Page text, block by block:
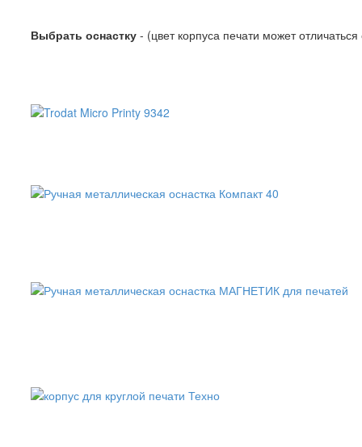
Выбрать оснастку- (цвет корпуса печати может